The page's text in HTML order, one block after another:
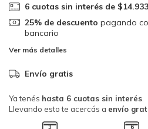
6 cuotas sin interés de
25% de descuento pagando
bancario
Ver más detalles
Envío gratis